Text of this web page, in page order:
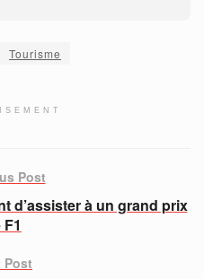
Tourisme
Post
d’assister à un grand prix
Post